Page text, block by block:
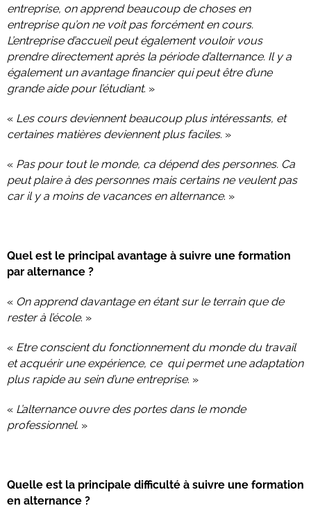
entreprise, on apprend beaucoup de choses en
entreprise qu’on ne voit pas forcément en cours.
L’entreprise d’accueil peut également vouloir vous
prendre directement après la période d’alternance. Il y a
également un avantage financier qui peut être d’une
grande aide pour l’étudiant. »
« Les cours deviennent beaucoup plus intéressants, et
certaines matières deviennent plus faciles. »
« Pas pour tout le monde, ca dépend des personnes. Ca
peut plaire à des personnes mais certains ne veulent pas
car il y a moins de vacances en alternance. »
Quel est le principal avantage à suivre une formation
par alternance ?
« On apprend davantage en étant sur le terrain que de
rester à l’école. »
« Etre conscient du fonctionnement du monde du travail
et acquérir une expérience, ce qui permet une adaptation
plus rapide au sein d’une entreprise. »
« L’alternance ouvre des portes dans le monde
professionnel. »
Quelle est la principale difficulté à suivre une formation
en alternance ?